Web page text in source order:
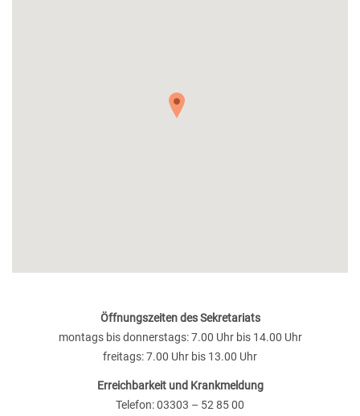
Öffnungszeiten des Sekretariats
montags bis donnerstags: 7.00 Uhr bis 14.00 Uhr
freitags: 7.00 Uhr bis 13.00 Uhr
Erreichbarkeit und Krankmeldung
Telefon: 03303 – 52 85 00